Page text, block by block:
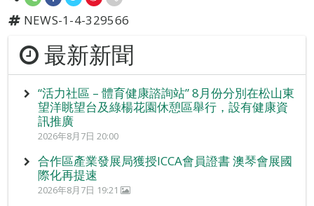
NEWS-1-4-329566
最新新聞
“活力社區 – 體育健康諮詢站” 8月份分別在松山東
望洋眺望台及綠楊花園休憩區舉行，設有健康資
訊推廣
2026年8月7日 20:00
合作區產業發展局獲授ICCA會員證書 澳琴會展國
際化再提速
2026年8月7日 19:21